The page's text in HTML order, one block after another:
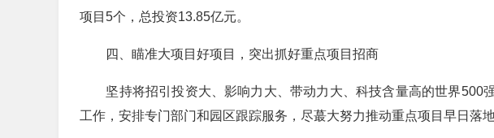
项目5个，总投资13.85亿元。
四、瞄准大项目好项目，突出抓好重点项目招商
坚持将招引投资大、影响力大、带动力大、科技含量高的世界500
工作，安排专门部门和园区跟踪服务，尽蕞大努力推动重点项目早日落